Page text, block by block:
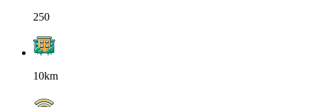
250
10km